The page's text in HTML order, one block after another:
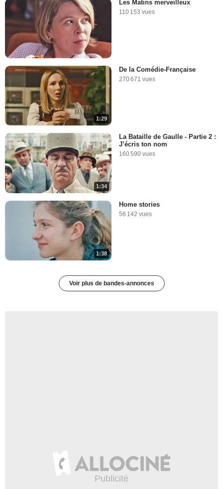
Les Matins merveilleux
110 153 vues
1:29
De la Comédie-Française
270 671 vues
1:34
La Bataille de Gaulle - Partie 2 :
J’écris ton nom
160 590 vues
1:38
Home stories
56 142 vues
Voir plus de bandes-annonces